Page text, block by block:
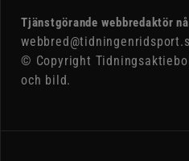
Tjänstgörande webbredaktör
© Copyright
och bild.